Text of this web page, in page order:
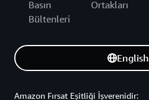
Basın
Bültenleri
Ortakları
English
Amazon Fırsat Eşitliği İşverenidir: